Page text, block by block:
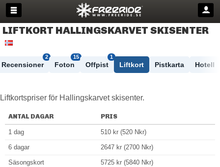
LIFTKORT HALLINGSKARVET SKISENTER
Recensioner
2
Foton
15
Offpist
1
Liftkort Pistkarta Hotell
Liftkortspriser för Hallingskarvet skisenter.
ANTAL DAGAR PRIS
1 dag 510 kr (520 Nkr)
6 dagar 2647 kr (2700 Nkr)
Säsongskort 5725 kr (5840 Nkr)